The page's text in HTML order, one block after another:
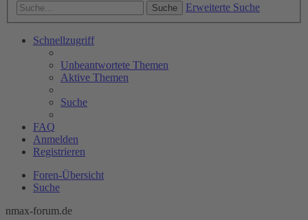
Suche Erweiterte Suche
Schnellzugriff
Unbeantwortete Themen
Aktive Themen
Suche
FAQ
Anmelden
Registrieren
Foren-Übersicht
Suche
nmax-forum.de